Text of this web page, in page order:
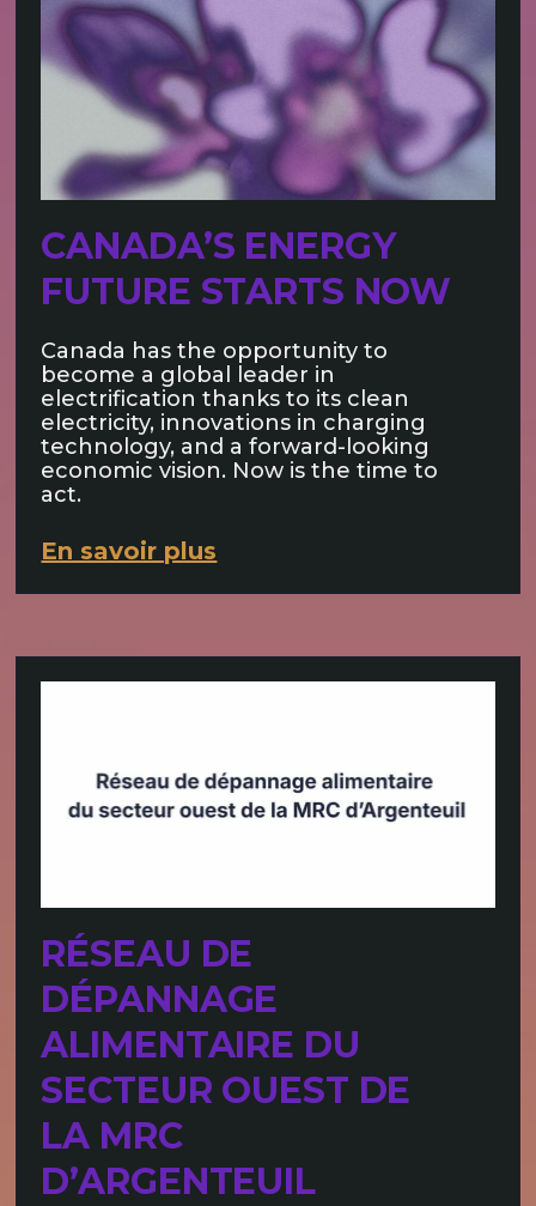
CANADA’S ENERGY
FUTURE STARTS NOW
Canada has the opportunity to
become a global leader in
electrification thanks to its clean
electricity, innovations in charging
technology, and a forward-looking
economic vision. Now is the time to
act.
En savoir plus
RÉSEAU DE
DÉPANNAGE
ALIMENTAIRE DU
SECTEUR OUEST DE
LA MRC
D’ARGENTEUIL